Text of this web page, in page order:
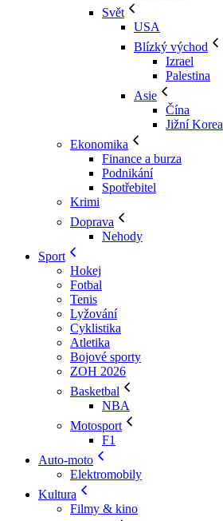
Svět
USA
Blízký východ
Izrael
Palestina
Asie
Čína
Jižní Korea
Ekonomika
Finance a burza
Podnikání
Spotřebitel
Krimi
Doprava
Nehody
Sport
Hokej
Fotbal
Tenis
Lyžování
Cyklistika
Atletika
Bojové sporty
ZOH 2026
Basketbal
NBA
Motosport
F1
Auto-moto
Elektromobily
Kultura
Filmy & kino